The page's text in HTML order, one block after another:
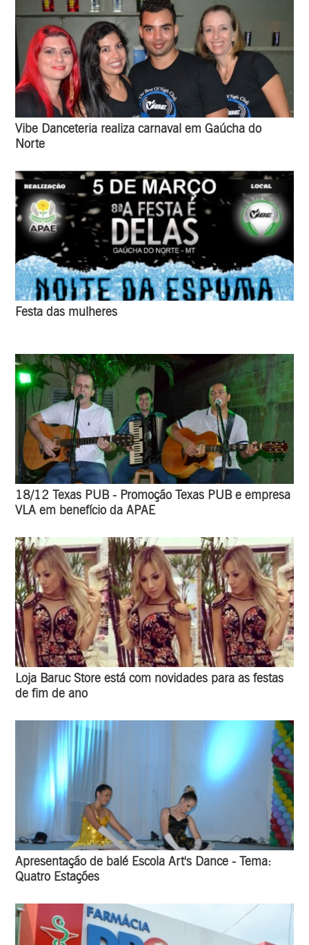
Vibe Danceteria realiza carnaval em Gaúcha do
Norte
Festa das mulheres
18/12 Texas PUB - Promoção Texas PUB e empresa
VLA em benefício da APAE
Loja Baruc Store está com novidades para as festas
de fim de ano
Apresentação de balé Escola Art's Dance - Tema:
Quatro Estações